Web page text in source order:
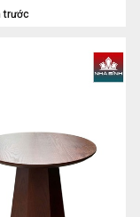
trước